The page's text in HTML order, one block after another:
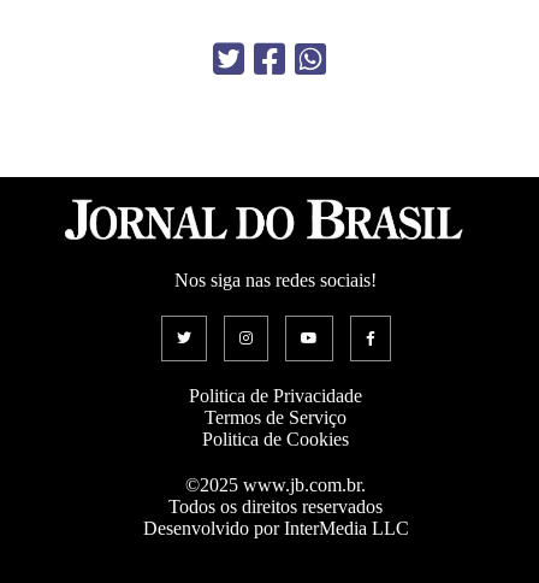
Nos siga nas redes sociais!
Politica de Privacidade
Termos de Serviço
Politica de Cookies
©2025 www.jb.com.br.
Todos os direitos reservados
Desenvolvido por InterMedia LLC